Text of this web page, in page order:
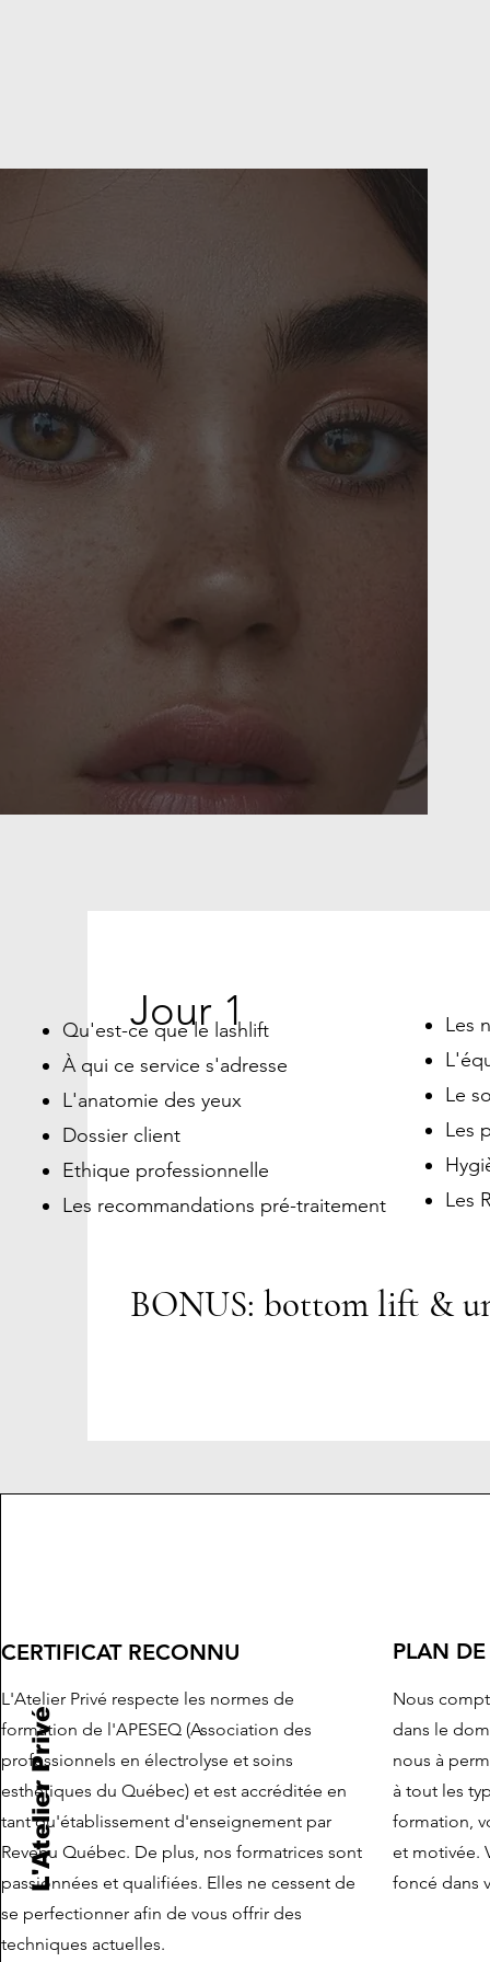
L'Atelier Privé
Jour 1
Les
Le
Les
Les
BONUS: bottom lift &
Qu'est-ce que le lashlift
À qui ce service s'adresse
L'anatomie des yeux
Dossier client
Ethique professionnelle
Les recommandations pré-traitement
CERTIFICAT RECONNU
L'Atelier Privé respecte les normes de
formation de l'APESEQ (Association des
professionnels en électrolyse et soins
esthétiques du Québec) et est accréditée en
tant qu'établissement d'enseignement par
Revenu Québec. De plus, nos formatrices sont
passionnées et qualifiées. Elles ne cessent de
se perfectionner afin de vous offrir des
techniques actuelles.
PLAN
Nous
dans le
nous à
à tout les
formation,
et motivée.
foncé dans